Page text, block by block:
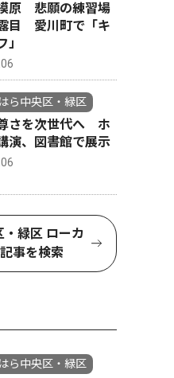
原 悲願の練習場
目 愛川町で「キ
」
ら中央区・緑区
さを次世代へ ホ
演、図書館で展示
・緑区 ローカ
事を検索
ら中央区・緑区